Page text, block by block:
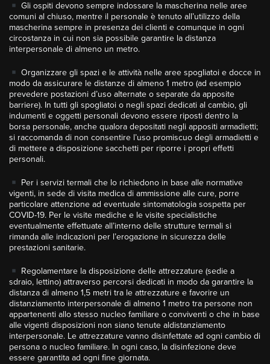
Gli ospiti devono sempre indossare la mascherina nelle aree
comuni al chiuso, mentre il personale è tenuto all’utilizzo della
mascherina sempre in presenza dei clienti e comunque in ogni
circostanza in cui non sia possibile garantire la distanza
interpersonale di almeno un metro.
Organizzare gli spazi e le attività nelle aree spogliatoi e docce in
modo da assicurare le distanze di almeno 1 metro (ad esempio
prevedere postazioni d’uso alternate o separate da apposite
barriere). In tutti gli spogliatoi o negli spazi dedicati al cambio, gli
indumenti e oggetti personali devono essere riposti dentro la
borsa personale, anche qualora depositati negli appositi armadietti;
si raccomanda di non consentire l’uso promiscuo degli armadietti e
di mettere a disposizione sacchetti per riporre i propri effetti
personali.
Per i servizi termali che lo richiedono in base alle normative
vigenti, in sede di visita medica di ammissione alle cure, porre
particolare attenzione ad eventuale sintomatologia sospetta per
COVID-19. Per le visite mediche e le visite specialistiche
eventualmente effettuate all’interno delle strutture termali si
rimanda alle indicazioni per l’erogazione in sicurezza delle
prestazioni sanitarie.
Regolamentare la disposizione delle attrezzature (sedie a
sdraio, lettino) attraverso percorsi dedicati in modo da garantire la
distanza di almeno 1,5 metri tra le attrezzature e favorire un
distanziamento interpersonale di almeno 1 metro tra persone non
appartenenti allo stesso nucleo familiare o conviventi o che in base
alle vigenti disposizioni non siano tenute aldistanziamento
interpersonale. Le attrezzature vanno disinfettate ad ogni cambio di
persona o nucleo familiare. In ogni caso, la disinfezione deve
essere garantita ad ogni fine giornata.